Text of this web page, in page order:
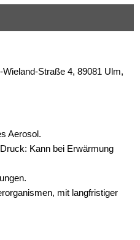
Straße 4, 89081 Ulm,
Aerosol.
Kann bei Erwärmung
mit langfristiger